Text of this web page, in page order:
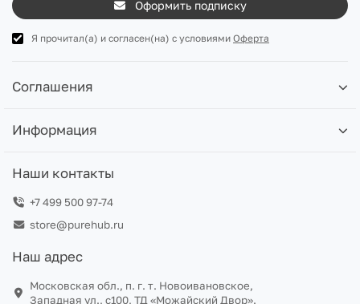
Оформить подписку
Я прочитал(а) и согласен(на) с условиями Оферта
Соглашения
Информация
Наши контакты
+7 499 500 97-74
store@purehub.ru
Наш адрес
Московская обл., п. г. т. Новоивановское,
Западная ул., с100, ТД «Можайский Двор».